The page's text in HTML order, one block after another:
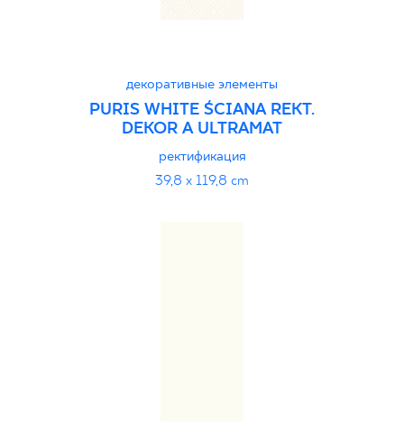
декоративные элементы
PURIS WHITE ŚCIANA REKT.
DEKOR A ULTRAMAT
ректификация
39,8 x 119,8 cm